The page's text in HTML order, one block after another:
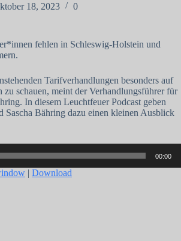
18, 2023 0
fehlen in Schleswig-Holstein und
Tarifverhandlungen besonders auf
zu schauen, meint der Verhandlungsführer für
In diesem Leuchtfeuer Podcast geben
Sascha Bähring dazu einen kleinen Ausblick
00:00
| Download